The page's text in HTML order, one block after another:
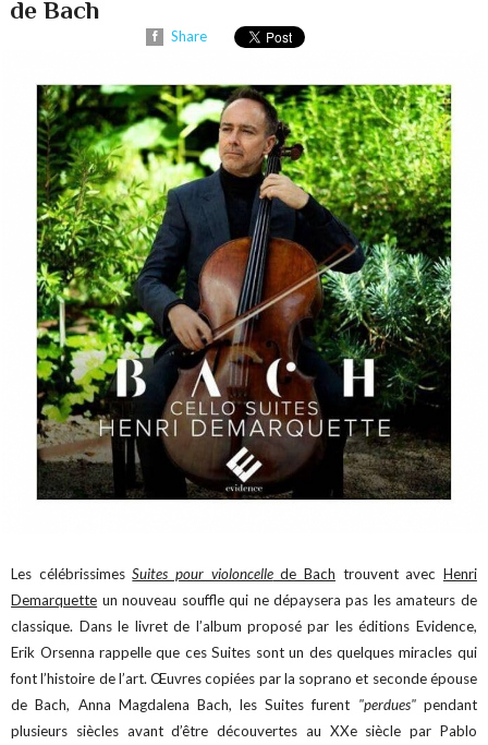
de Bach
Share
Les célébrissimesSuites pour violoncellede Bach trouvent avec Henri
Demarquette un nouveau souffle qui ne dépaysera pas les amateurs de
classique. Dans le livret de l’album proposé par les éditions Evidence,
Erik Orsenna rappelle que ces Suites sont un des quelques miracles qui
font l’histoire de l’art. Œuvres copiées par la soprano et seconde épouse
de Bach, Anna Magdalena Bach, les Suites furent "perdues"pendant
plusieurs siècles avant d’être découvertes au XXe siècle par Pablo